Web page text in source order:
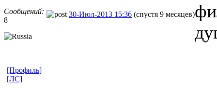
Сообщений:
8
30-Июл-2013 15:36 (спустя 9 месяцев)
[Профиль]
[ЛС]